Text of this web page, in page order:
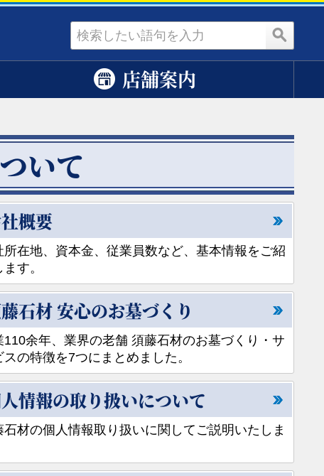
店舗案内
いて
概要
所在地、資本金、従業員数など、基本情報をご紹
す。
石材 安心のお墓づくり
110余年、業界の老舗 須藤石材のお墓づくり・サ
スの特徴を7つにまとめました。
情報の取り扱いについて
石材の個人情報取り扱いに関してご説明いたしま